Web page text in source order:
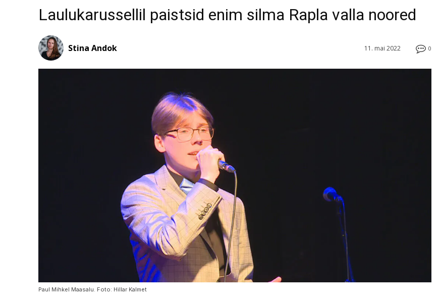
Laulukarussellil paistsid enim silma Rapla valla noored
0
11. mai 2022
Stina Andok
Paul Mihkel Maasalu. Foto: Hillar Kalmet